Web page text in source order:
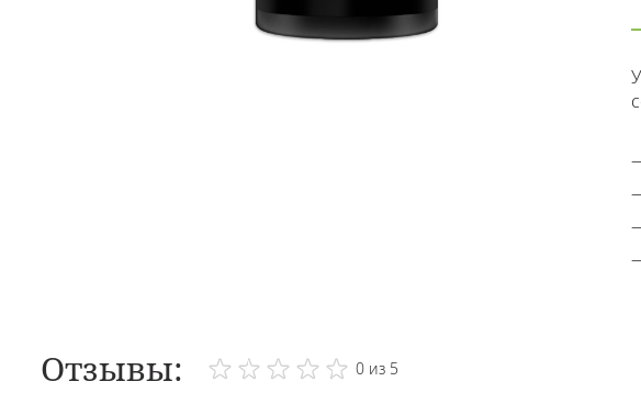
Отзывы: 0 из 5